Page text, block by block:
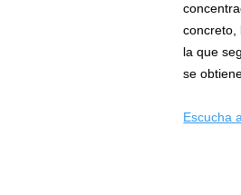
concreto,
la que
se
Escucha